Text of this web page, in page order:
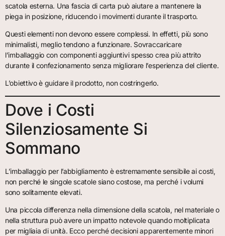
scatola esterna. Una fascia di carta può aiutare a mantenere la
piega in posizione, riducendo i movimenti durante il trasporto.
Questi elementi non devono essere complessi. In effetti, più sono
minimalisti, meglio tendono a funzionare. Sovraccaricare
l’imballaggio con componenti aggiuntivi spesso crea più attrito
durante il confezionamento senza migliorare l’esperienza del cliente.
L’obiettivo è guidare il prodotto, non costringerlo.
Dove i Costi
Silenziosamente Si
Sommano
L’imballaggio per l’abbigliamento è estremamente sensibile ai costi,
non perché le singole scatole siano costose, ma perché i volumi
sono solitamente elevati.
Una piccola differenza nella dimensione della scatola, nel materiale o
nella struttura può avere un impatto notevole quando moltiplicata
per migliaia di unità. Ecco perché decisioni apparentemente minori